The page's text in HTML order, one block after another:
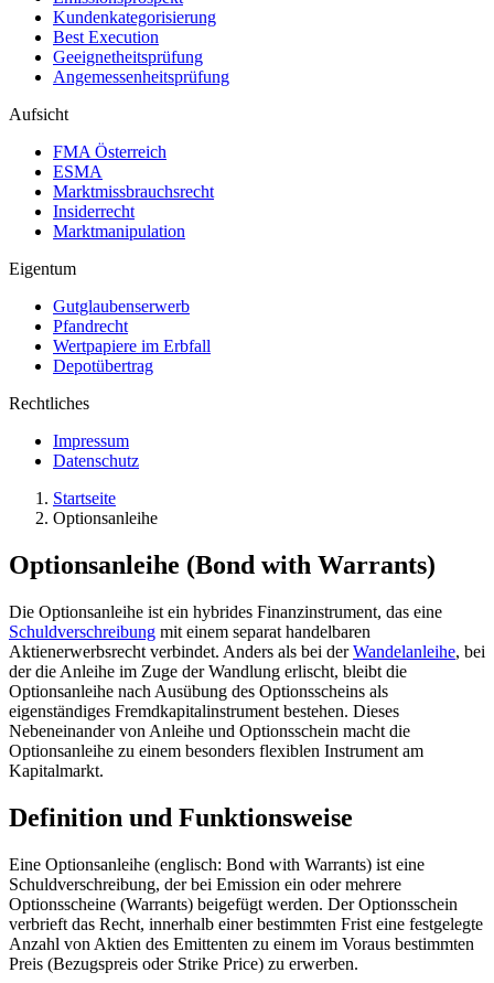
Kundenkategorisierung
Best Execution
Geeignetheitsprüfung
Angemessenheitsprüfung
Aufsicht
FMA Österreich
ESMA
Marktmissbrauchsrecht
Insiderrecht
Marktmanipulation
Eigentum
Gutglaubenserwerb
Pfandrecht
Wertpapiere im Erbfall
Depotübertrag
Rechtliches
Impressum
Datenschutz
Startseite
Optionsanleihe
Optionsanleihe (Bond with Warrants)
Die Optionsanleihe ist ein hybrides Finanzinstrument, das eine
Schuldverschreibung mit einem separat handelbaren
Aktienerwerbsrecht verbindet. Anders als bei derWandelanleihe, bei
der die Anleihe im Zuge der Wandlung erlischt, bleibt die
Optionsanleihe nach Ausübung des Optionsscheins als
eigenständiges Fremdkapitalinstrument bestehen. Dieses
Nebeneinander von Anleihe und Optionsschein macht die
Optionsanleihe zu einem besonders flexiblen Instrument am
Kapitalmarkt.
Definition und Funktionsweise
Eine Optionsanleihe (englisch: Bond with Warrants) ist eine
Schuldverschreibung, der bei Emission ein oder mehrere
Optionsscheine (Warrants) beigefügt werden. Der Optionsschein
verbrieft das Recht, innerhalb einer bestimmten Frist eine festgelegte
Anzahl von Aktien des Emittenten zu einem im Voraus bestimmten
Preis (Bezugspreis oder Strike Price) zu erwerben.